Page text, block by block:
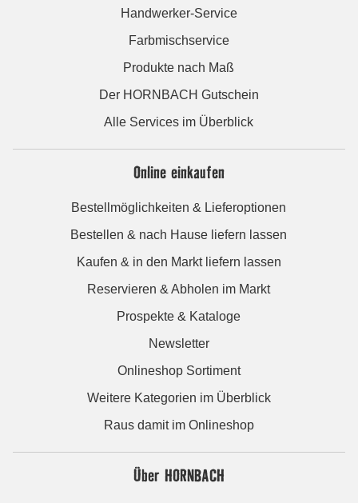
Handwerker-Service
Farbmischservice
Produkte nach Maß
Der HORNBACH Gutschein
Alle Services im Überblick
Online einkaufen
Bestellmöglichkeiten & Lieferoptionen
Bestellen & nach Hause liefern lassen
Kaufen & in den Markt liefern lassen
Reservieren & Abholen im Markt
Prospekte & Kataloge
Newsletter
Onlineshop Sortiment
Weitere Kategorien im Überblick
Raus damit im Onlineshop
Über HORNBACH